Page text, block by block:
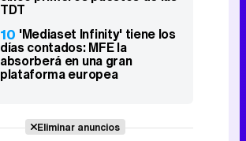
TDT
10 'Mediaset Infinity' tiene los
días contados: MFE la
absorberá en una gran
plataforma europea
Eliminar anuncios